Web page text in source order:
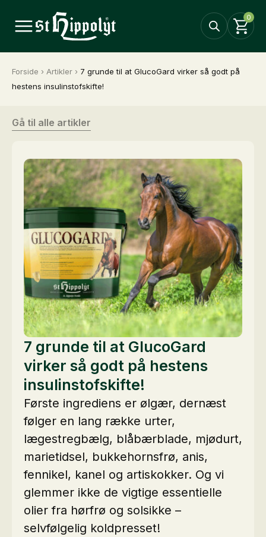
0
Forside › Artikler › 7 grunde til at GlucoGard virker så godt på
hestens insulinstofskifte!
Gå til alle artikler
7 grunde til at GlucoGard
virker så godt på hestens
insulinstofskifte!
Første ingrediens er ølgær, dernæst
følger en lang række urter,
lægestregbælg, blåbærblade, mjødurt,
marietidsel, bukkehornsfrø, anis,
fennikel, kanel og artiskokker. Og vi
glemmer ikke de vigtige essentielle
olier fra hørfrø og solsikke –
selvfølgelig koldpresset!